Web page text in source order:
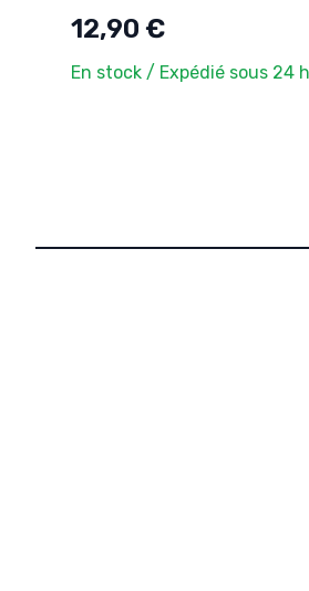
12,90 €
En stock / Expédié sous 24